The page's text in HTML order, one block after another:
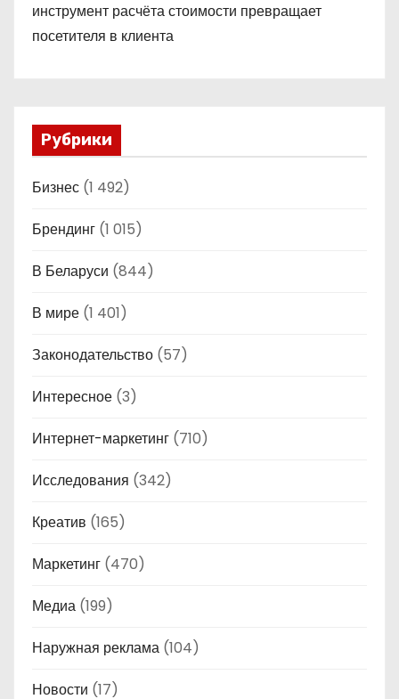
инструмент расчёта стоимости превращает
посетителя в клиента
Рубрики
Бизнес (1 492)
Брендинг (1 015)
В Беларуси (844)
В мире (1 401)
Законодательство (57)
Интересное (3)
Интернет-маркетинг (710)
Исследования (342)
Креатив (165)
Маркетинг (470)
Медиа (199)
Наружная реклама (104)
Новости (17)